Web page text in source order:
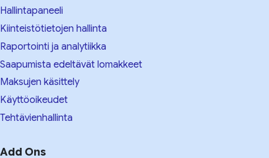
Hallintapaneeli
Kiinteistötietojen hallinta
Raportointi ja analytiikka
Saapumista edeltävät lomakkeet
Maksujen käsittely
Käyttöoikeudet
Tehtävienhallinta
Add Ons